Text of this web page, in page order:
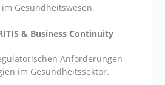
Gesundheitswesen.
& Business Continuity
Anforderungen
im Gesundheitssektor.